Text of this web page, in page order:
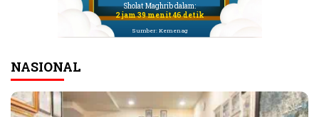
Sholat Maghrib dalam:
2 jam 39 menit 46 detik
Sumber: Kemenag
NASIONAL